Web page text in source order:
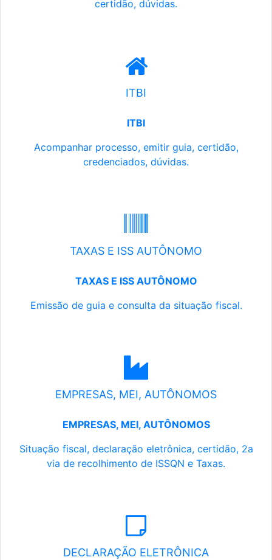
certidão, dúvidas.
ITBI
ITBI
Acompanhar processo, emitir guia, certidão,
credenciados, dúvidas.
TAXAS E ISS AUTÔNOMO
TAXAS E ISS AUTÔNOMO
Emissão de guia e consulta da situação fiscal.
EMPRESAS, MEI, AUTÔNOMOS
EMPRESAS, MEI, AUTÔNOMOS
Situação fiscal, declaração eletrônica, certidão, 2a
via de recolhimento de ISSQN e Taxas.
DECLARAÇÃO ELETRÔNICA